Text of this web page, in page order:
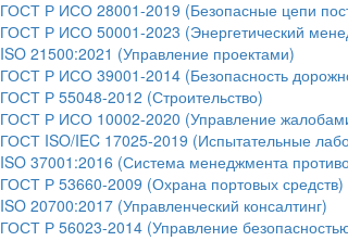
ГОСТ Р ИСО 28001-2019 (Безопасные цепи
ГОСТ Р ИСО 50001-2023 (Энергетический
ISO 21500:2021 (Управление проектами)
ГОСТ Р ИСО 39001-2014 (Безопасность
ГОСТ Р 55048-2012 (Строительство)
ГОСТ Р ИСО 10002-2020 (Управление
ГОСТ ISO/IEC 17025-2019 (Испытательные
ISO 37001:2016 (Система менеджмента
ГОСТ Р 53660-2009 (Охрана портовых средств)
ISO 20700:2017 (Управленческий консалтинг)
ГОСТ Р 56023-2014 (Управление